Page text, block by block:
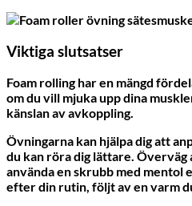
Viktiga slutsatser
Foam rolling har en mängd
om du vill mjuka upp dina
känslan av avkoppling.
Övningarna kan hjälpa dig att
du kan röra dig lättare.
använda en skrubb med mentol
efter din rutin, följt av en varm